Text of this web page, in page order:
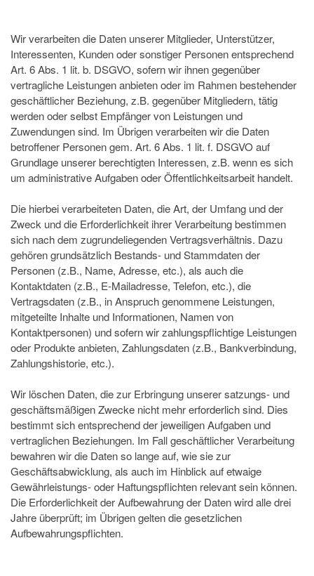
Wir verarbeiten die Daten unserer Mitglieder, Unterstützer,
Interessenten, Kunden oder sonstiger Personen entsprechend
Art. 6 Abs. 1 lit. b. DSGVO, sofern wir ihnen gegenüber
vertragliche Leistungen anbieten oder im Rahmen bestehender
geschäftlicher Beziehung, z.B. gegenüber Mitgliedern, tätig
werden oder selbst Empfänger von Leistungen und
Zuwendungen sind. Im Übrigen verarbeiten wir die Daten
betroffener Personen gem. Art. 6 Abs. 1 lit. f. DSGVO auf
Grundlage unserer berechtigten Interessen, z.B. wenn es sich
um administrative Aufgaben oder Öffentlichkeitsarbeit handelt.
Die hierbei verarbeiteten Daten, die Art, der Umfang und der
Zweck und die Erforderlichkeit ihrer Verarbeitung bestimmen
sich nach dem zugrundeliegenden Vertragsverhältnis. Dazu
gehören grundsätzlich Bestands- und Stammdaten der
Personen (z.B., Name, Adresse, etc.), als auch die
Kontaktdaten (z.B., E-Mailadresse, Telefon, etc.), die
Vertragsdaten (z.B., in Anspruch genommene Leistungen,
mitgeteilte Inhalte und Informationen, Namen von
Kontaktpersonen) und sofern wir zahlungspflichtige Leistungen
oder Produkte anbieten, Zahlungsdaten (z.B., Bankverbindung,
Zahlungshistorie, etc.).
Wir löschen Daten, die zur Erbringung unserer satzungs- und
geschäftsmäßigen Zwecke nicht mehr erforderlich sind. Dies
bestimmt sich entsprechend der jeweiligen Aufgaben und
vertraglichen Beziehungen. Im Fall geschäftlicher Verarbeitung
bewahren wir die Daten so lange auf, wie sie zur
Geschäftsabwicklung, als auch im Hinblick auf etwaige
Gewährleistungs- oder Haftungspflichten relevant sein können.
Die Erforderlichkeit der Aufbewahrung der Daten wird alle drei
Jahre überprüft; im Übrigen gelten die gesetzlichen
Aufbewahrungspflichten.